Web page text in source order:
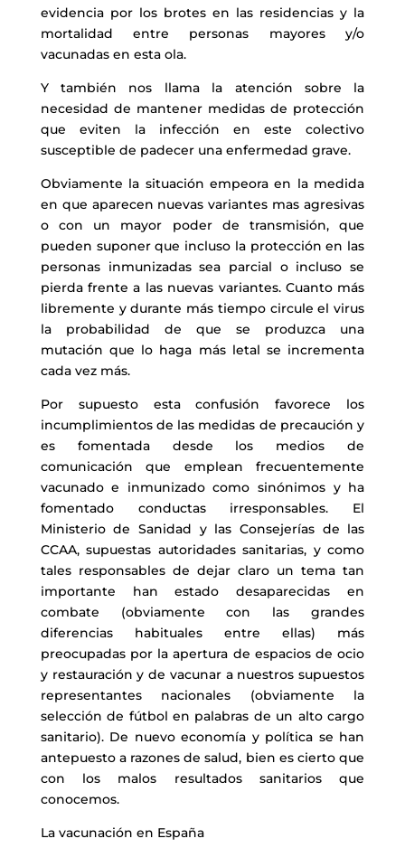
evidencia por los brotes en las residencias y la
mortalidad entre personas mayores y/o
vacunadas en esta ola.
Y también nos llama la atención sobre la
necesidad de mantener medidas de protección
que eviten la infección en este colectivo
susceptible de padecer una enfermedad grave.
Obviamente la situación empeora en la medida
en que aparecen nuevas variantes mas agresivas
o con un mayor poder de transmisión, que
pueden suponer que incluso la protección en las
personas inmunizadas sea parcial o incluso se
pierda frente a las nuevas variantes. Cuanto más
libremente y durante más tiempo circule el virus
la probabilidad de que se produzca una
mutación que lo haga más letal se incrementa
cada vez más.
Por supuesto esta confusión favorece los
incumplimientos de las medidas de precaución y
es fomentada desde los medios de
comunicación que emplean frecuentemente
vacunado e inmunizado como sinónimos y ha
fomentado conductas irresponsables. El
Ministerio de Sanidad y las Consejerías de las
CCAA, supuestas autoridades sanitarias, y como
tales responsables de dejar claro un tema tan
importante han estado desaparecidas en
combate (obviamente con las grandes
diferencias habituales entre ellas) más
preocupadas por la apertura de espacios de ocio
y restauración y de vacunar a nuestros supuestos
representantes nacionales (obviamente la
selección de fútbol en palabras de un alto cargo
sanitario). De nuevo economía y política se han
antepuesto a razones de salud, bien es cierto que
con los malos resultados sanitarios que
conocemos.
La vacunación en España